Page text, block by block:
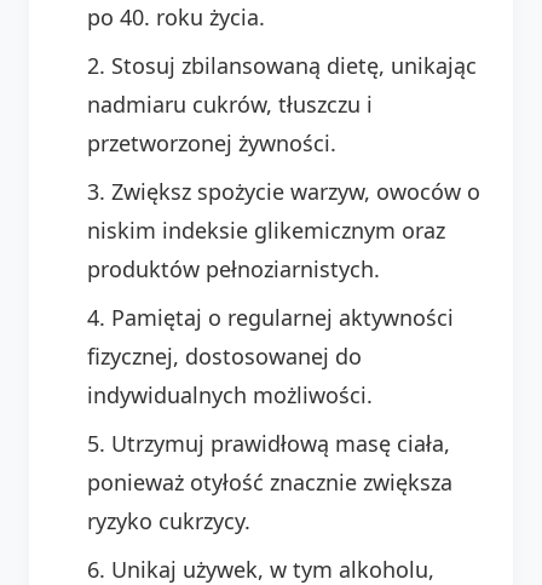
po 40. roku życia.
Stosuj zbilansowaną dietę, unikając
nadmiaru cukrów, tłuszczu i
przetworzonej żywności.
Zwiększ spożycie warzyw, owoców o
niskim indeksie glikemicznym oraz
produktów pełnoziarnistych.
Pamiętaj o regularnej aktywności
fizycznej, dostosowanej do
indywidualnych możliwości.
Utrzymuj prawidłową masę ciała,
ponieważ otyłość znacznie zwiększa
ryzyko cukrzycy.
Unikaj używek, w tym alkoholu,